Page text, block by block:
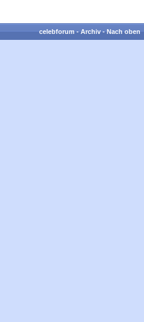
celebforum-Archiv-Nach oben